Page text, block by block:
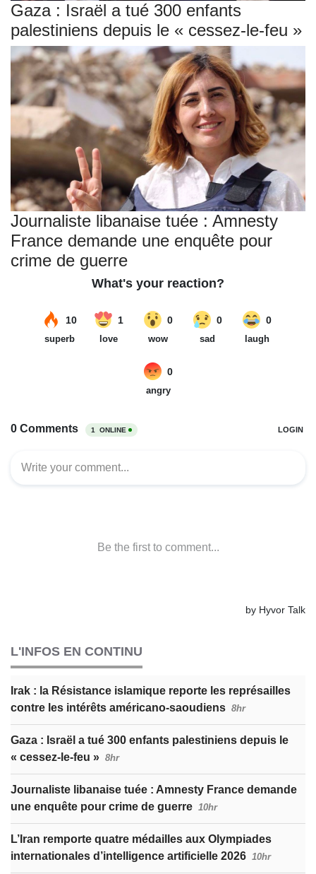
Gaza : Israël a tué 300 enfants
palestiniens depuis le « cessez-le-feu »
Journaliste libanaise tuée : Amnesty
France demande une enquête pour
crime de guerre
L'INFOS EN CONTINU
Irak : la Résistance islamique reporte les représailles
contre les intérêts américano-saoudiens 8hr
Gaza : Israël a tué 300 enfants palestiniens depuis le
« cessez-le-feu » 8hr
Journaliste libanaise tuée : Amnesty France demande
une enquête pour crime de guerre 10hr
L’Iran remporte quatre médailles aux Olympiades
internationales d’intelligence artificielle 2026 10hr